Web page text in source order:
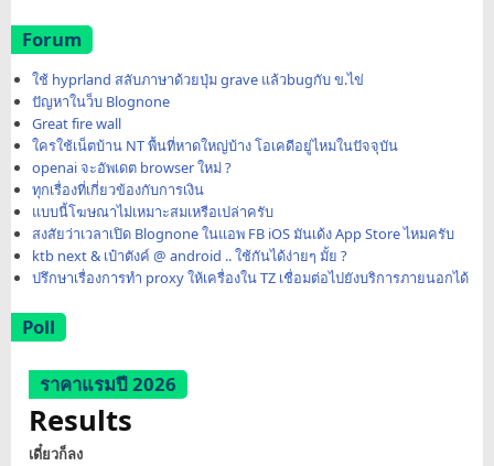
Forum
ใช้ hyprland สลับภาษาด้วยปุ่ม grave แล้วbugกับ ข.ไข่
ปัญหาในว็บ Blognone
Great fire wall
ใครใช้เน็ตบ้าน NT พื้นที่หาดใหญ่บ้าง โอเคดีอยู่ไหมในปัจจุบัน
openai จะอัพเดต browser ใหม่ ?
ทุกเรื่องที่เกี่ยวข้องกับการเงิน
แบบนี้โฆษณาไม่เหมาะสมเหรือเปล่าครับ
สงสัยว่าเวลาเปิด Blognone ในแอพ FB iOS มันเด้ง App Store ไหมครับ
ktb next & เป๋าตังค์ @ android .. ใช้กันได้ง่ายๆ มั้ย ?
ปรึกษาเรื่องการทำ proxy ให้เครื่องใน TZ เชื่อมต่อไปยังบริการภายนอกได้
Poll
ราคาแรมปี 2026
Results
เดี๋ยวก็ลง